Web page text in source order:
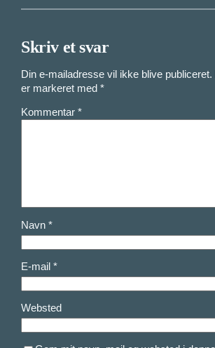
Skriv et svar
Din e-mailadresse vil ikke blive publiceret.
er markeret med*
Kommentar*
Navn*
E-mail*
Websted